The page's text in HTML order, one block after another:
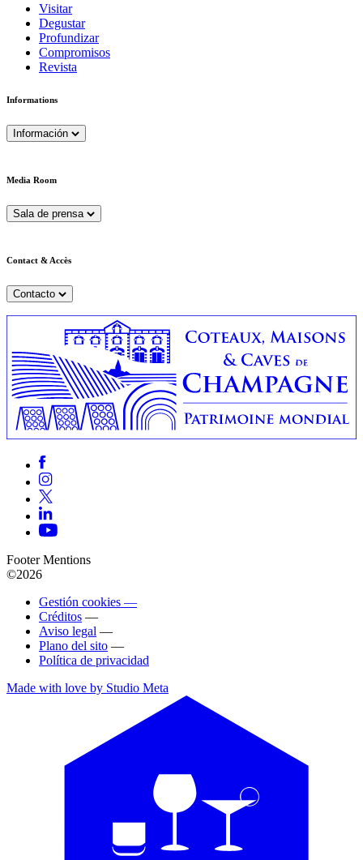
Visitar
Degustar
Profundizar
Compromisos
Revista
Informations
Información
Media Room
Sala de prensa
Contact & Accès
Contacto
Footer Mentions
©2026
Gestión cookies —
Créditos —
Aviso legal —
Plano del sito —
Política de privacidad
Made with love by Studio Meta